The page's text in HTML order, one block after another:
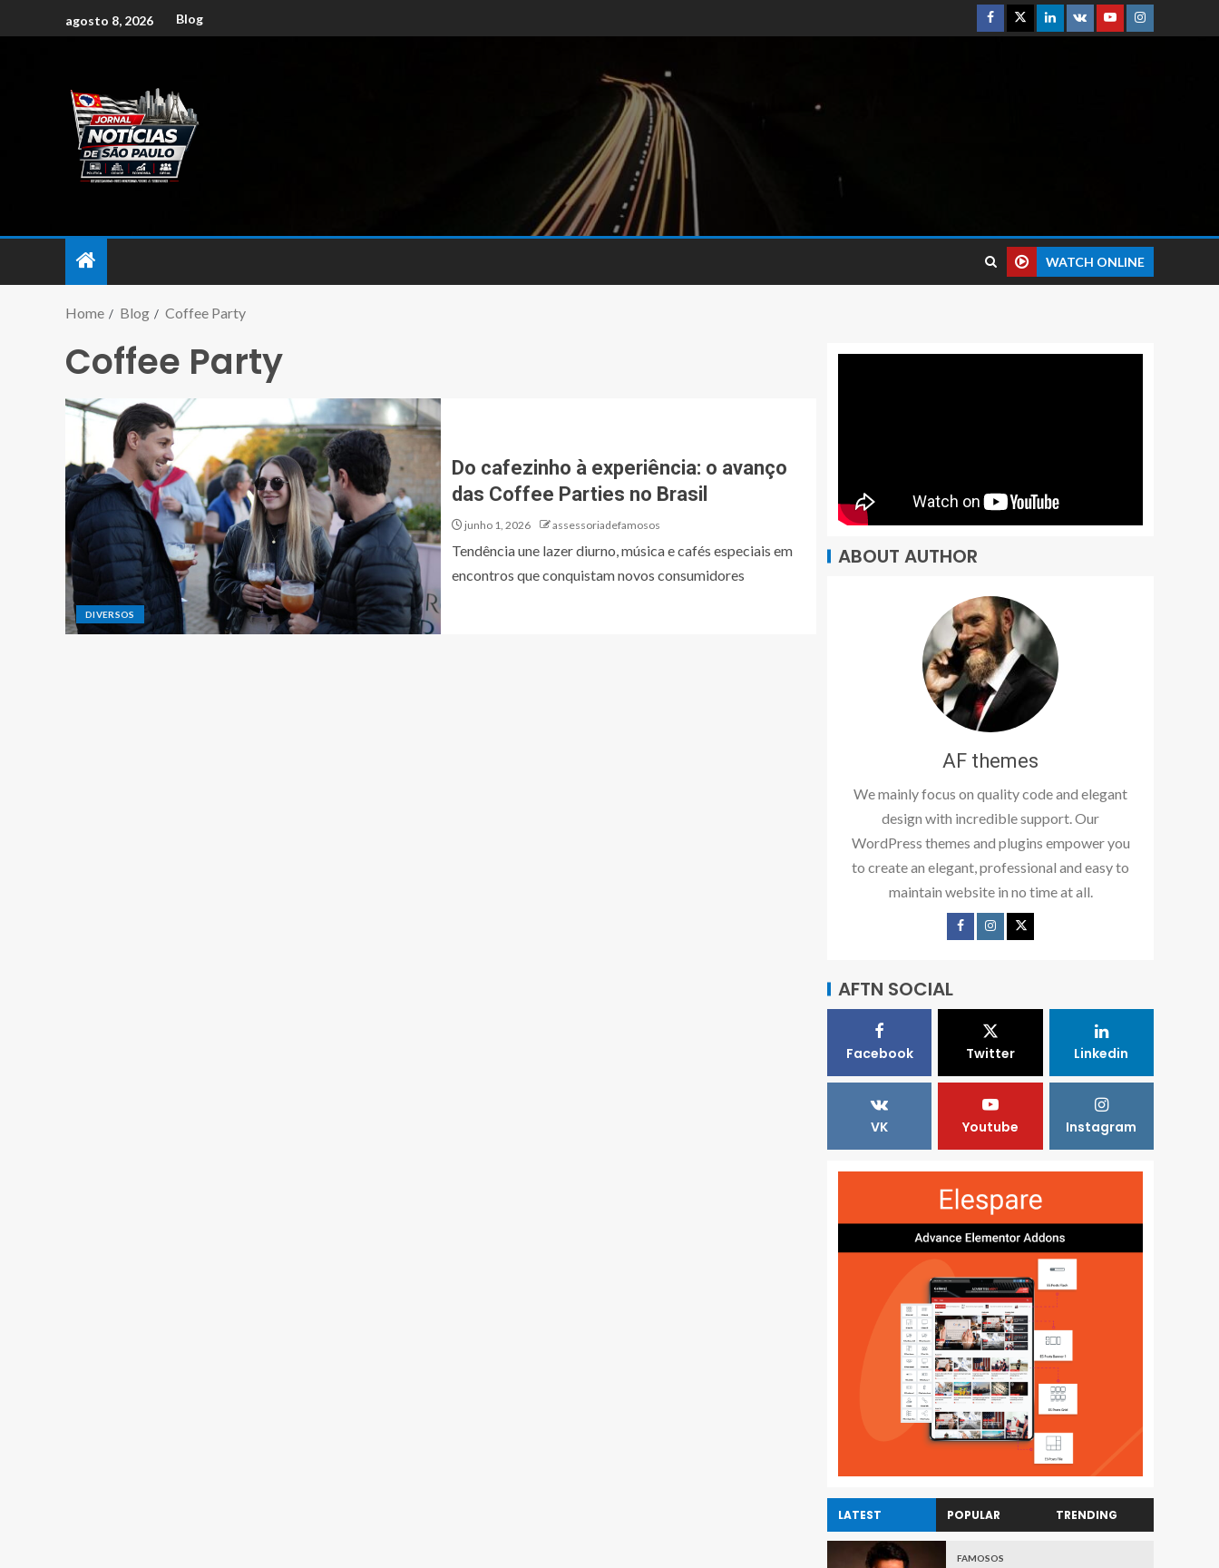
agosto 8, 2026 Blog
WATCH ONLINE
Home Blog Coffee Party
Coffee Party
DIVERSOS
Do cafezinho à experiência: o avanço
das Coffee Parties no Brasil
junho 1, 2026 assessoriadefamosos
Tendência une lazer diurno, música e cafés especiais em
encontros que conquistam novos consumidores
ABOUT AUTHOR
AF themes
We mainly focus on quality code and elegant
design with incredible support. Our
WordPress themes and plugins empower you
to create an elegant, professional and easy to
maintain website in no time at all.
AFTN SOCIAL
Facebook Twitter Linkedin
VK Youtube Instagram
LATEST POPULAR TRENDING
FAMOSOS